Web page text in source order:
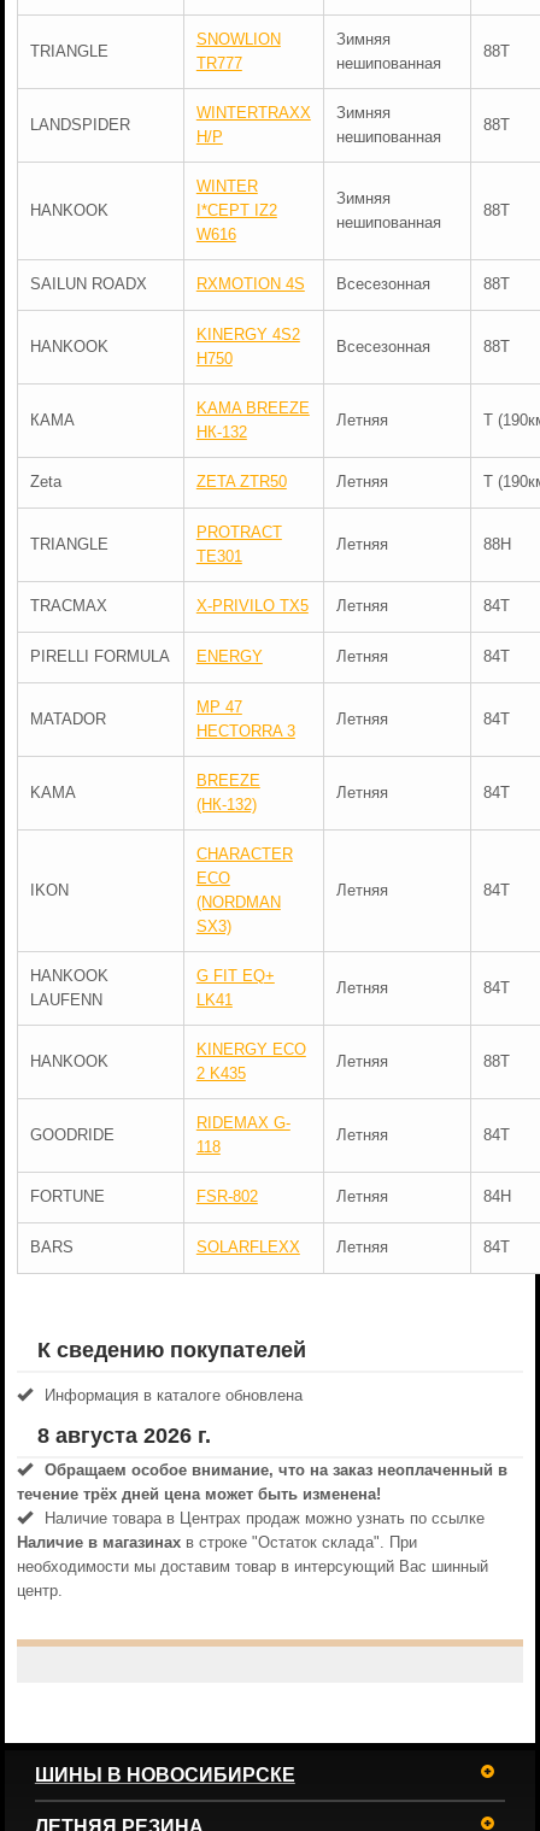
TRIANGLE
SNOWLION
TR777
Зимняя
нешипованная
88T
LANDSPIDER
WINTERTRAXX
H/P
Зимняя
нешипованная
88T
HANKOOK
WINTER
I*CEPT IZ2
W616
Зимняя
нешипованная
88T
SAILUN ROADX RXMOTION 4S Всесезонная 88T
HANKOOK
KINERGY 4S2
H750
Всесезонная 88T
КАМА
KAMA BREEZE
НК-132
Летняя T
Zeta ZETA ZTR50 Летняя T
TRIANGLE
PROTRACT
TE301
Летняя 88H
TRACMAX X-PRIVILO TX5 Летняя 84T
PIRELLI FORMULA ENERGY Летняя 84T
MATADOR
MP 47
HECTORRA 3
Летняя 84T
KAMA
BREEZE
(НК-132)
Летняя 84T
IKON
CHARACTER
ECO
(NORDMAN
SX3)
Летняя 84T
HANKOOK
LAUFENN
G FIT EQ+
LK41
Летняя 84T
HANKOOK
KINERGY ECO
2 K435
Летняя 88T
GOODRIDE
RIDEMAX G-
118
Летняя 84T
FORTUNE FSR-802 Летняя 84H
BARS SOLARFLEXX Летняя 84T
К сведению покупателей
Информация в каталоге обновлена
8 августа 2026 г.
Обращаем особое внимание, что на заказ неоплаченный в
течениe трёх дней цена может быть изменена!
Наличие товара в Центрах продаж можно узнать по ссылке
Наличие в магазинахв строке "Остаток склада". При
необходимости мы доставим товар в интерсующий Вас шинный
центр.
ШИНЫ В НОВОСИБИРСКЕ
ЛЕТНЯЯ РЕЗИНА